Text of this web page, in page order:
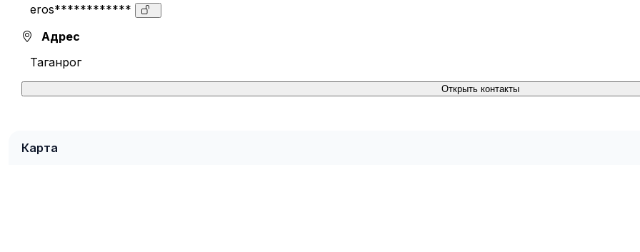
eros************
Адрес
Таганрог
Открыть контакты
Карта